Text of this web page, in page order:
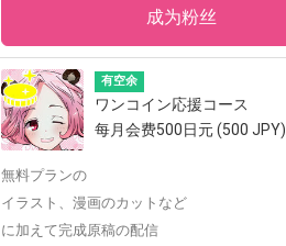
成为粉丝
有空余
ワンコイン応援コース
每月会费500日元 (500 JPY)
無料プランの
イラスト、漫画のカットなど
に加えて完成原稿の配信